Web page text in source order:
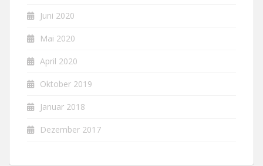
Juni 2020
Mai 2020
April 2020
Oktober 2019
Januar 2018
Dezember 2017